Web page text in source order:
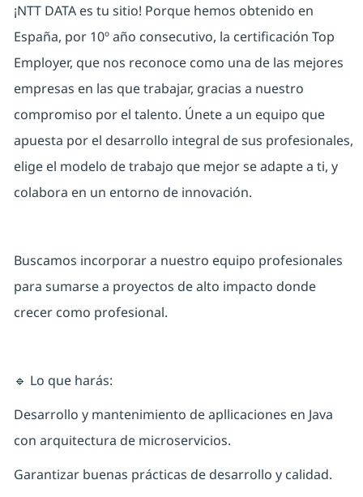
¡NTT DATA es tu sitio! Porque hemos obtenido en
España, por 10º año consecutivo, la certificación Top
Employer, que nos reconoce como una de las mejores
empresas en las que trabajar, gracias a nuestro
compromiso por el talento. Únete a un equipo que
apuesta por el desarrollo integral de sus profesionales,
elige el modelo de trabajo que mejor se adapte a ti, y
colabora en un entorno de innovación.
Buscamos incorporar a nuestro equipo profesionales
para sumarse a proyectos de alto impacto donde
crecer como profesional.
🔹 Lo que harás:
Desarrollo y mantenimiento de apllicaciones en Java
con arquitectura de microservicios.
Garantizar buenas prácticas de desarrollo y calidad.